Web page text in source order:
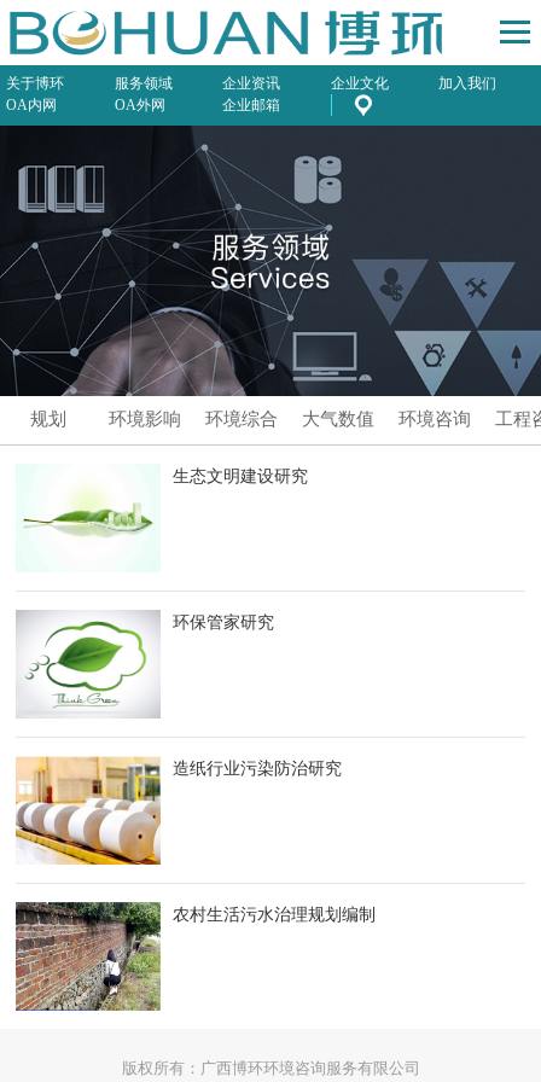
关于博环 服务领域 企业资讯 企业文化
加入我们
OA内网
OA外网 企业邮箱
规划 环境影响
评价
环境综合
服务
大气数值 环境咨询 工程
生态文明建设研究
环保管家研究
造纸行业污染防治研究
农村生活污水治理规划编制
版权所有：广西博环环境咨询服务有限公司